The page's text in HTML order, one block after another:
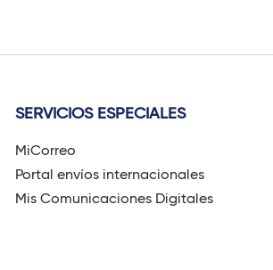
SERVICIOS ESPECIALES
MiCorreo
Portal envíos internacionales
Mis Comunicaciones Digitales